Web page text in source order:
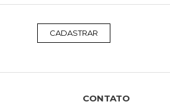
CADASTRAR
CONTATO